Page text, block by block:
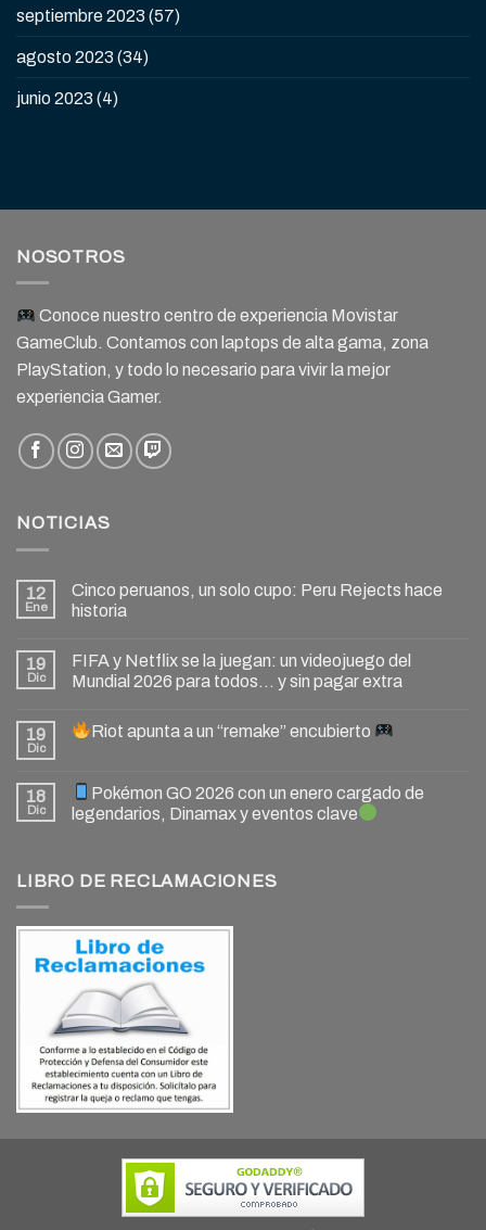
septiembre 2023 (57)
agosto 2023 (34)
junio 2023 (4)
NOSOTROS
Conoce nuestro centro de experiencia Movistar
GameClub. Contamos con laptops de alta gama, zona
PlayStation, y todo lo necesario para vivir la mejor
experiencia Gamer.
NOTICIAS
12
Ene
Cinco peruanos, un solo cupo: Peru Rejects hace
historia
19
Dic
FIFA y Netflix se la juegan: un videojuego del
Mundial 2026 para todos… y sin pagar extra
19
Dic
Riot apunta a un “remake” encubierto
18
Dic
Pokémon GO 2026 con un enero cargado de
legendarios, Dinamax y eventos clave
LIBRO DE RECLAMACIONES